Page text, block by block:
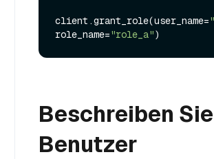
client.grant_role(user_name=
role_name="role_a"
Beschreiben
Benutzer